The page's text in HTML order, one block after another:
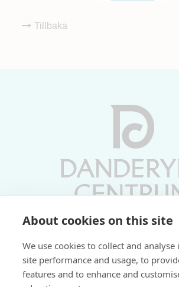
About cookies on this site
We use cookies to collect and
site performance and usage, to
features and to enhance and
Tillbaka
Söndagar 11-17 | Livs 07-
Fri parkering i P-hus: